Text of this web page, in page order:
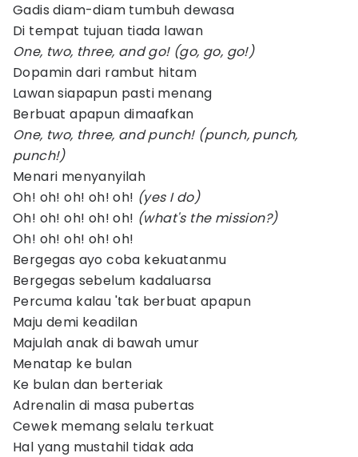
Gadis diam-diam tumbuh dewasa
Di tempat tujuan tiada lawan
One, two, three, and go! (go, go, go!)
Dopamin dari rambut hitam
Lawan siapapun pasti menang
Berbuat apapun dimaafkan
One, two, three, and punch! (punch, punch,
punch!)
Menari menyanyilah
Oh! oh! oh! oh! oh! (yes I do)
Oh! oh! oh! oh! oh! (what's the mission?)
Oh! oh! oh! oh! oh!
Bergegas ayo coba kekuatanmu
Bergegas sebelum kadaluarsa
Percuma kalau 'tak berbuat apapun
Maju demi keadilan
Majulah anak di bawah umur
Menatap ke bulan
Ke bulan dan berteriak
Adrenalin di masa pubertas
Cewek memang selalu terkuat
Hal yang mustahil tidak ada